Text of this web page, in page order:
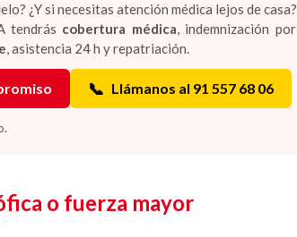
¿Y si necesitas atención médica lejos de casa?
tendrás cobertura médica, indemnización por
, asistencia 24 h y repatriación.
📞 Llámanos al 91 557 68 06
o fuerza mayor